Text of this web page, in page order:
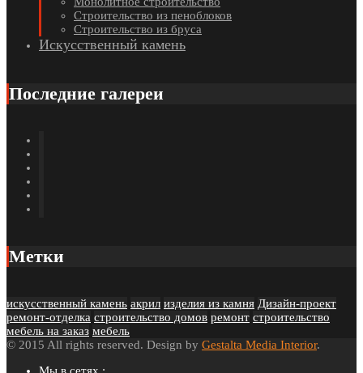
Строительство из пеноблоков
Строительство из бруса
Искусственный камень
Последние галереи
Метки
искусственный камень акрил изделия из камня Дизайн-проект
ремонт-отделка строительство домов ремонт строительство
мебель на заказ мебель
© 2015 All rights reserved. Design by Gestalta Media Interior.
Мы в сетях :